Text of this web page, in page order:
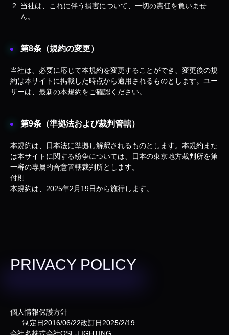
当社は、これに伴う損害について、一切の責任を負いませ
ん。
第8条（規約の変更）
当社は、必要に応じて本規約を変更することができ、変更後の規
約は本サイトに掲載した時点から適用されるものとします。ユー
ザーは、最新の本規約をご確認ください。
第9条（準拠法および裁判管轄）
本規約は、日本法に準拠し解釈されるものとします。本規約また
は本サイトに関する紛争については、日本の東京地方裁判所を第
一審の専属的合意管轄裁判所とします。
付則
本規約は、2025年2月19日から施行します。
PRIVACY POLICY
個人情報保護方針
制定日2016/06/22改訂日2025/2/19